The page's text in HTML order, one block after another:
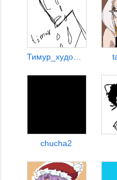
chucha2